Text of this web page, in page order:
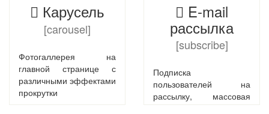
Карусель
[carousel]
Фотогаллерея на
главной странице с
различными эффектами
прокрутки
E-mail
рассылка
[subscribe]
Подписка
пользователей на
рассылку, массовая